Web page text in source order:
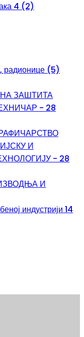
4 (2)
радионице (5)
ЗАШТИТА
- 28
И
- 28
И
индустрији 14